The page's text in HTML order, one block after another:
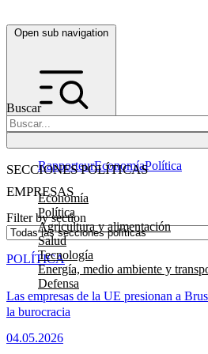
Open sub navigation
Buscar
SECCIONES POLÍTICAS
Economía
Política
Agricultura y alimentación
Salud
Tecnología
Energía, medio ambiente y
Defensa
RapporteurEconomíaPolítica
EMPRESAS
Filter by section
Las empresas de la UE presionan a
la burocracia
04.05.2026
POLÍTICA